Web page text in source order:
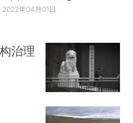
2022年04月01日
治理